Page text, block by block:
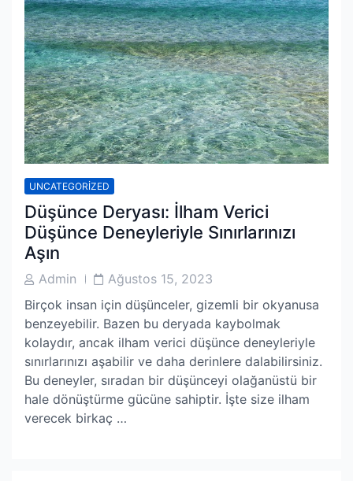
UNCATEGORIZED
Düşünce Deryası: İlham Verici
Düşünce Deneyleriyle Sınırlarınızı
Aşın
PostAdmin
PostAğustos 15, 2023
Birçok insan için düşünceler, gizemli bir okyanusa
benzeyebilir. Bazen bu deryada kaybolmak
kolaydır, ancak ilham verici düşünce deneyleriyle
sınırlarınızı aşabilir ve daha derinlere dalabilirsiniz.
Bu deneyler, sıradan bir düşünceyi olağanüstü bir
hale dönüştürme gücüne sahiptir. İşte size ilham
verecek birkaç …